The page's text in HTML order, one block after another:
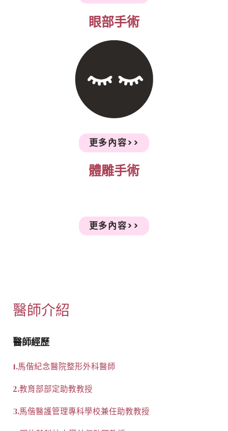
眼部手術
更多內容>>
體雕手術
更多內容>>
醫師介紹
醫師經歷
1.馬偕紀念醫院整形外科醫師
2.教育部部定助教教授
3.馬偕醫護管理專科學校兼任助教教授